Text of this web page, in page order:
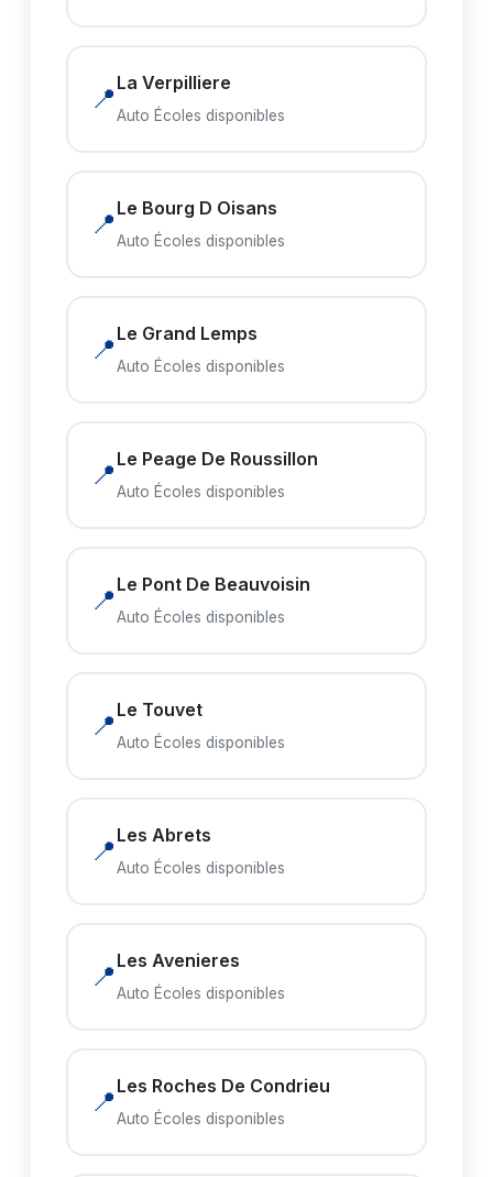
📍 La Verpilliere
Auto Écoles disponibles
📍 Le Bourg D Oisans
Auto Écoles disponibles
📍 Le Grand Lemps
Auto Écoles disponibles
📍 Le Peage De Roussillon
Auto Écoles disponibles
📍 Le Pont De Beauvoisin
Auto Écoles disponibles
📍 Le Touvet
Auto Écoles disponibles
📍 Les Abrets
Auto Écoles disponibles
📍 Les Avenieres
Auto Écoles disponibles
📍 Les Roches De Condrieu
Auto Écoles disponibles